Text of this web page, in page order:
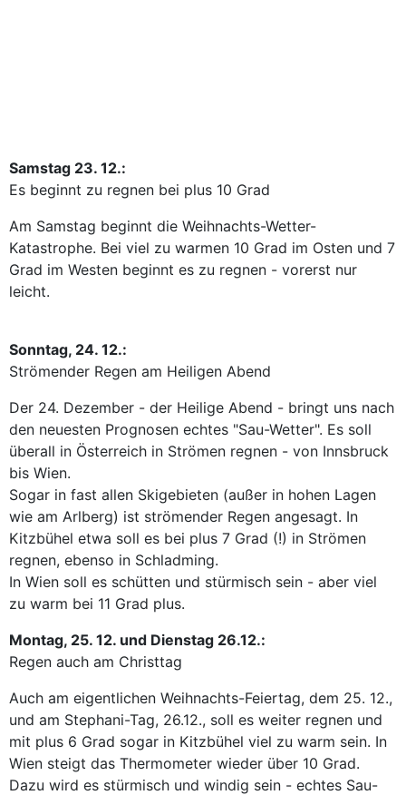
Samstag 23. 12.:
Es beginnt zu regnen bei plus 10 Grad
Am Samstag beginnt die Weihnachts-Wetter-
Katastrophe. Bei viel zu warmen 10 Grad im Osten und 7
Grad im Westen beginnt es zu regnen - vorerst nur
leicht.
Sonntag, 24. 12.:
Strömender Regen am Heiligen Abend
Der 24. Dezember - der Heilige Abend - bringt uns nach
den neuesten Prognosen echtes "Sau-Wetter". Es soll
überall in Österreich in Strömen regnen - von Innsbruck
bis Wien.
Sogar in fast allen Skigebieten (außer in hohen Lagen
wie am Arlberg) ist strömender Regen angesagt. In
Kitzbühel etwa soll es bei plus 7 Grad (!) in Strömen
regnen, ebenso in Schladming.
In Wien soll es schütten und stürmisch sein - aber viel
zu warm bei 11 Grad plus.
Montag, 25. 12. und Dienstag 26.12.:
Regen auch am Christtag
Auch am eigentlichen Weihnachts-Feiertag, dem 25. 12.,
und am Stephani-Tag, 26.12., soll es weiter regnen und
mit plus 6 Grad sogar in Kitzbühel viel zu warm sein. In
Wien steigt das Thermometer wieder über 10 Grad.
Dazu wird es stürmisch und windig sein - echtes Sau-